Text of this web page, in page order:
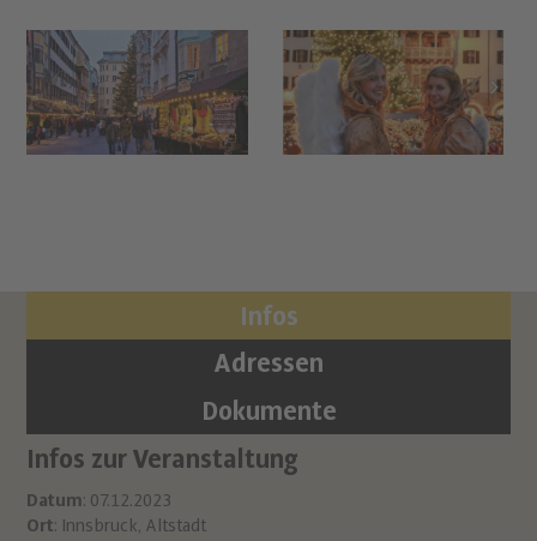
Infos zur Veranstaltung
Datum: 07.12.2023
Ort: Innsbruck, Altstadt
Infos
Adressen
Dokumente